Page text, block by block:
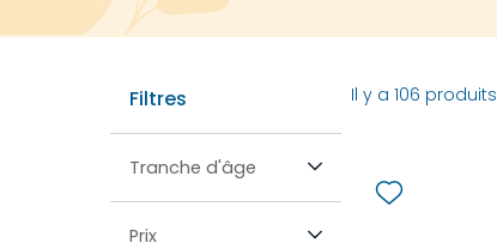
Filtres
Tranche d'âge
Prix
Il y a 106 produits